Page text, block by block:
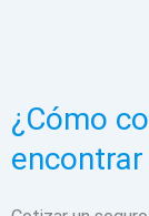
¿Cómo